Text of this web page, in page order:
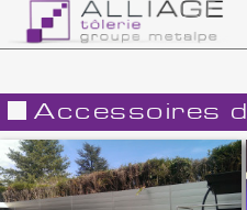
EQUIPEMENT
CATALOGUE
ACTUALITES
NOS FORCES
Accessoires
Chantier particulier
Warning : code vide !
Réalisation d'une clôture déco en tôles
pliées